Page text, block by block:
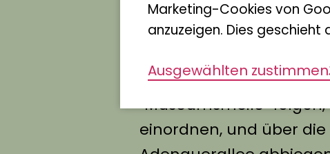
A 565, Abfahrt “Bonn-
"Museumsmeile"
einordnen, und über
Marketing-Cookies von
anzuzeigen. Dies
Ausgewählten zustimmen